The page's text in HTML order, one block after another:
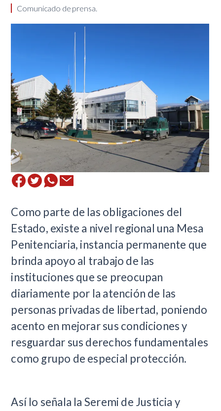
Comunicado de prensa.
​Como parte de las obligaciones del
Estado, existe a nivel regional una Mesa
Penitenciaria, instancia permanente que
brinda apoyo al trabajo de las
instituciones que se preocupan
diariamente por la atención de las
personas privadas de libertad, poniendo
acento en mejorar sus condiciones y
resguardar sus derechos fundamentales
como grupo de especial protección.
Así lo señala la Seremi de Justicia y